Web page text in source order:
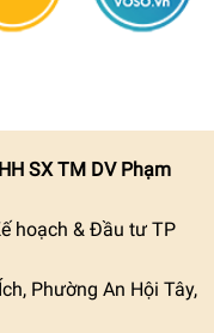
SX TM DV Phạm
hoạch & Đầu tư TP
Phường An Hội Tây,